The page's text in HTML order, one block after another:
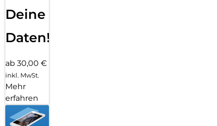
Deine
Daten!
ab 30,00 €
inkl. MwSt.
Mehr
erfahren